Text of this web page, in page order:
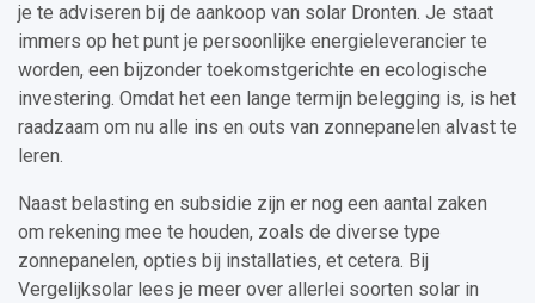
je te adviseren bij de aankoop van solar Dronten. Je staat
immers op het punt je persoonlijke energieleverancier te
worden, een bijzonder toekomstgerichte en ecologische
investering. Omdat het een lange termijn belegging is, is het
raadzaam om nu alle ins en outs van zonnepanelen alvast te
leren.
Naast belasting en subsidie zijn er nog een aantal zaken
om rekening mee te houden, zoals de diverse type
zonnepanelen, opties bij installaties, et cetera. Bij
Vergelijksolar lees je meer over allerlei soorten solar in